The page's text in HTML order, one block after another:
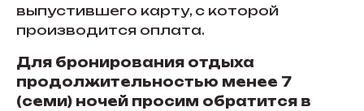
выпустившего карту, с которой
производится оплата.
Для бронирования отдыха
продолжительностью менее 7
(семи) ночей просим обратится в